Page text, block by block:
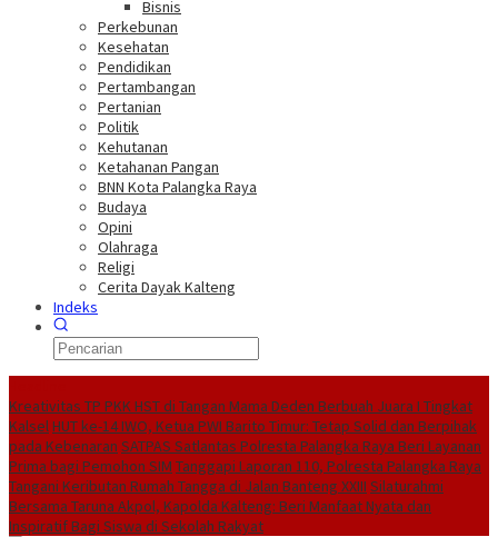
Bisnis
Perkebunan
Kesehatan
Pendidikan
Pertambangan
Pertanian
Politik
Kehutanan
Ketahanan Pangan
BNN Kota Palangka Raya
Budaya
Opini
Olahraga
Religi
Cerita Dayak Kalteng
Indeks
Kreativitas TP PKK HST di Tangan Mama Deden Berbuah Juara I Tingkat
KalselHUT ke-14 IWO, Ketua PWI Barito Timur: Tetap Solid dan Berpihak
pada Kebenaran SATPAS Satlantas Polresta Palangka Raya Beri Layanan
Prima bagi Pemohon SIM Tanggapi Laporan 110, Polresta Palangka Raya
Tangani Keributan Rumah Tangga di Jalan Banteng XXIII Silaturahmi
Bersama Taruna Akpol, Kapolda Kalteng: Beri Manfaat Nyata dan
Inspiratif Bagi Siswa di Sekolah Rakyat